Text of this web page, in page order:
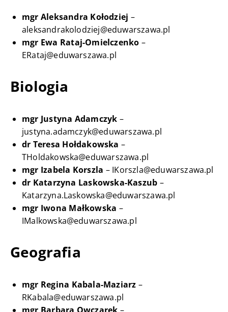
mgr Aleksandra Kołodziej –
aleksandrakolodziej@eduwarszawa.pl
mgr Ewa Rataj-Omielczenko –
ERataj@eduwarszawa.pl
Biologia
mgr Justyna Adamczyk –
justyna.adamczyk@eduwarszawa.pl
dr Teresa Hołdakowska –
THoldakowska@eduwarszawa.pl
mgr Izabela Korszla – IKorszla@eduwarszawa.pl
dr Katarzyna Laskowska-Kaszub –
Katarzyna.Laskowska@eduwarszawa.pl
mgr Iwona Małkowska –
IMalkowska@eduwarszawa.pl
Geografia
mgr Regina Kabala-Maziarz –
RKabala@eduwarszawa.pl